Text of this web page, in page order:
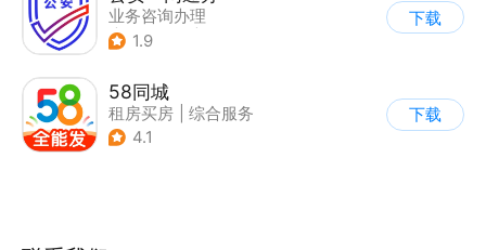
业务咨询办理
| 政企业务
1.9
下载
58同城
租房买房
综合服务
4.1
下载